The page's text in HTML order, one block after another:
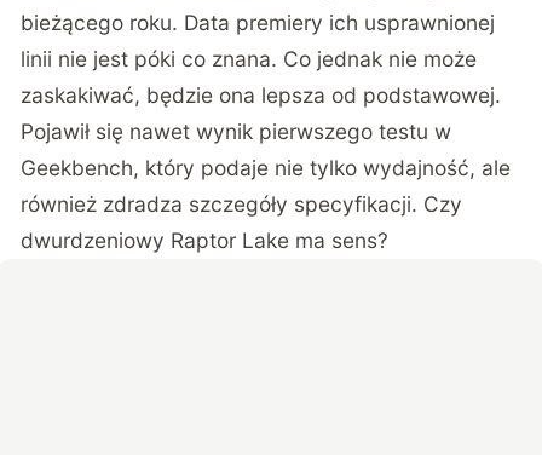
bieżącego roku. Data premiery ich usprawnionej
linii nie jest póki co znana. Co jednak nie może
zaskakiwać, będzie ona lepsza od podstawowej.
Pojawił się nawet wynik pierwszego testu w
Geekbench, który podaje nie tylko wydajność, ale
również zdradza szczegóły specyfikacji. Czy
dwurdzeniowy Raptor Lake ma sens?